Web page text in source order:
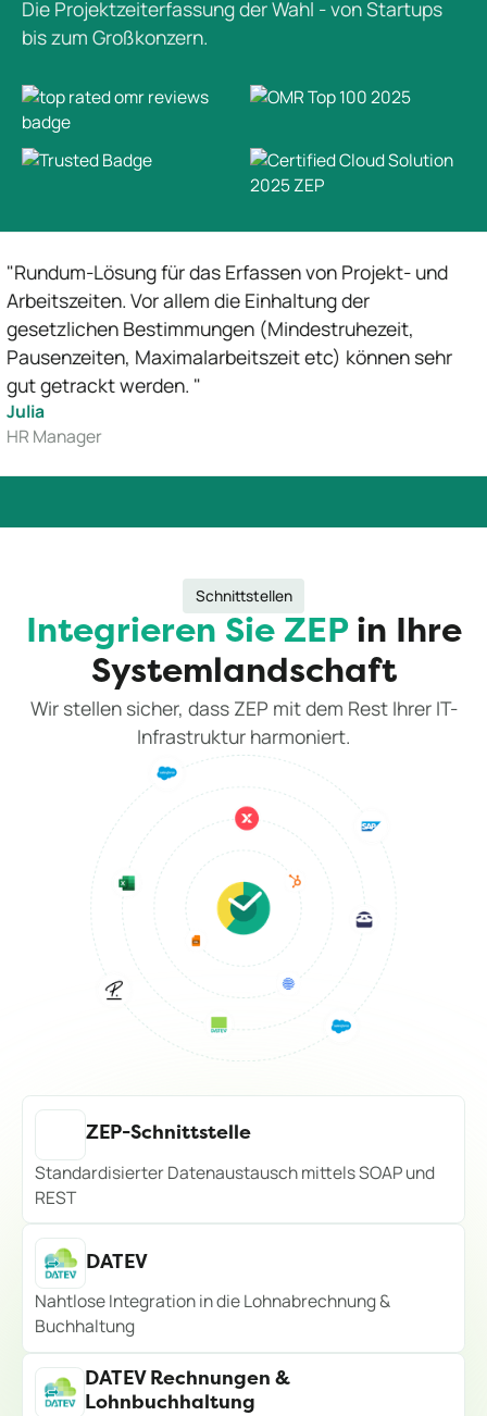
Die Projektzeiterfassung der Wahl - von Startups
bis zum Großkonzern.
für das Erfassen von Projekt- und
Vor allem die Einhaltung der
Bestimmungen (Mindestruhezeit,
Maximalarbeitszeit etc) können sehr
werden. "
"Wir
Schnittstellen
Integrieren Sie ZEPin Ihre
Systemlandschaft
Wir stellen sicher, dass ZEP mit dem Rest Ihrer IT-
Infrastruktur harmoniert.
ZEP-Schnittstelle
Standardisierter Datenaustausch mittels SOAP und
REST
DATEV
Nahtlose Integration in die Lohnabrechnung &
Buchhaltung
DATEV Rechnungen &
Lohnbuchhaltung